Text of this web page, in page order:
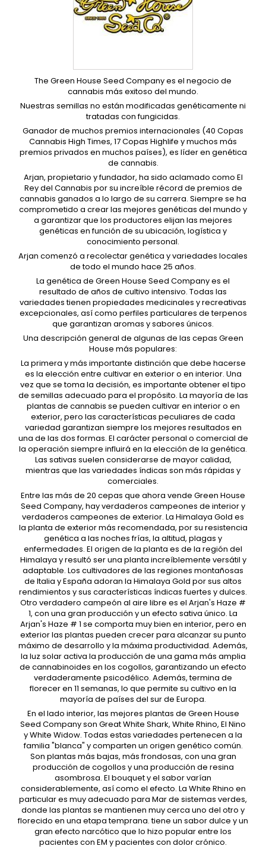
The Green House Seed Company es el negocio de
cannabis más exitoso del mundo.
Nuestras semillas no están modificadas genéticamente ni
tratadas con fungicidas.
Ganador de muchos premios internacionales (40 Copas
Cannabis High Times, 17 Copas Highlife y muchos más
premios privados en muchos países), es líder en genética
de cannabis.
Arjan, propietario y fundador, ha sido aclamado como El
Rey del Cannabis por su increíble récord de premios de
cannabis ganados a lo largo de su carrera. Siempre se ha
comprometido a crear las mejores genéticas del mundo y
a garantizar que los productores elijan las mejores
genéticas en función de su ubicación, logística y
conocimiento personal.
Arjan comenzó a recolectar genética y variedades locales
de todo el mundo hace 25 años.
La genética de Green House Seed Company es el
resultado de años de cultivo intensivo. Todas las
variedades tienen propiedades medicinales y recreativas
excepcionales, así como perfiles particulares de terpenos
que garantizan aromas y sabores únicos.
Una descripción general de algunas de las cepas Green
House más populares:
La primera y más importante distinción que debe hacerse
es la elección entre cultivar en exterior o en interior. Una
vez que se toma la decisión, es importante obtener el tipo
de semillas adecuado para el propósito. La mayoría de las
plantas de cannabis se pueden cultivar en interior o en
exterior, pero las características peculiares de cada
variedad garantizan siempre los mejores resultados en
una de las dos formas. El carácter personal o comercial de
la operación siempre influirá en la elección de la genética.
Las sativas suelen considerarse de mayor calidad,
mientras que las variedades índicas son más rápidas y
comerciales.
Entre las más de 20 cepas que ahora vende Green House
Seed Company, hay verdaderos campeones de interior y
verdaderos campeones de exterior. La Himalaya Gold es
la planta de exterior más recomendada, por su resistencia
genética a las noches frías, la altitud, plagas y
enfermedades. El origen de la planta es de la región del
Himalaya y resultó ser una planta increíblemente versátil y
adaptable. Los cultivadores de las regiones montañosas
de Italia y España adoran la Himalaya Gold por sus altos
rendimientos y sus características índicas fuertes y dulces.
Otro verdadero campeón al aire libre es el Arjan's Haze #
1, con una gran producción y un efecto sativa único. La
Arjan's Haze # 1 se comporta muy bien en interior, pero en
exterior las plantas pueden crecer para alcanzar su punto
máximo de desarrollo y la máxima productividad. Además,
la luz solar activa la producción de una gama más amplia
de cannabinoides en los cogollos, garantizando un efecto
verdaderamente psicodélico. Además, termina de
florecer en 11 semanas, lo que permite su cultivo en la
mayoría de países del sur de Europa.
En el lado interior, las mejores plantas de Green House
Seed Company son Great White Shark, White Rhino, El Nino
y White Widow. Todas estas variedades pertenecen a la
familia "blanca" y comparten un origen genético común.
Son plantas más bajas, más frondosas, con una gran
producción de cogollos y una producción de resina
asombrosa. El bouquet y el sabor varían
considerablemente, así como el efecto. La White Rhino en
particular es muy adecuado para Mar de sistemas verdes,
donde las plantas se mantienen muy cerca uno del otro y
florecido en una etapa temprana. tiene un sabor dulce y un
gran efecto narcótico que lo hizo popular entre los
pacientes con EM y pacientes con dolor crónico.